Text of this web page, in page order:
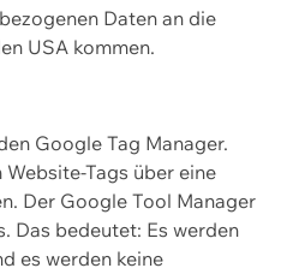
Daten an die
USA kommen.
Google Tag Manager.
Tags über eine
Der Google Tool Manager
Das bedeutet: Es werden
es werden keine